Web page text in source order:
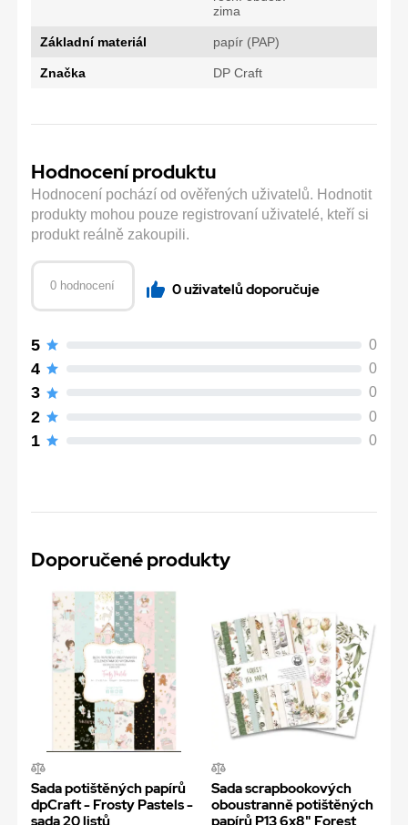
zima
Základní materiál papír (PAP)
Značka DP Craft
Hodnocení produktu
Hodnocení pochází od ověřených uživatelů. Hodnotit
produkty mohou pouze registrovaní uživatelé, kteří si
produkt reálně zakoupili.
0 hodnocení 0 uživatelů doporučuje
5 0
4 0
3 0
2 0
1 0
Doporučené produkty
Sada potištěných papírů
dpCraft - Frosty Pastels -
sada 20 listů
Sada scrapbookových
oboustranně potištěných
papírů P13 6x8" Forest